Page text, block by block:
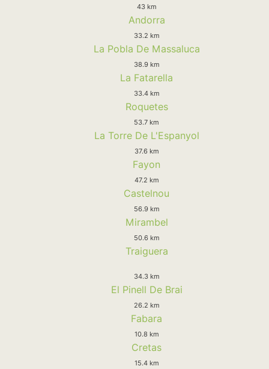
43 km
Andorra
33.2 km
La Pobla De Massaluca
38.9 km
La Fatarella
33.4 km
Roquetes
53.7 km
La Torre De L'Espanyol
37.6 km
Fayon
47.2 km
Castelnou
56.9 km
Mirambel
50.6 km
Traiguera
34.3 km
El Pinell De Brai
26.2 km
Fabara
10.8 km
Cretas
15.4 km